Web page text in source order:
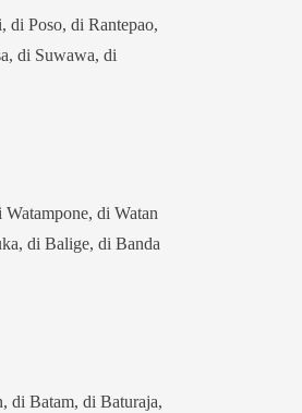
di Poso, di Rantepao,
di Suwawa, di
di Watan
di Balige, di Banda
di Batam, di Baturaja,